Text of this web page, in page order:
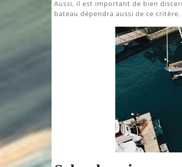
Aussi, il est important de bien
bateau dépendra aussi de ce critère.